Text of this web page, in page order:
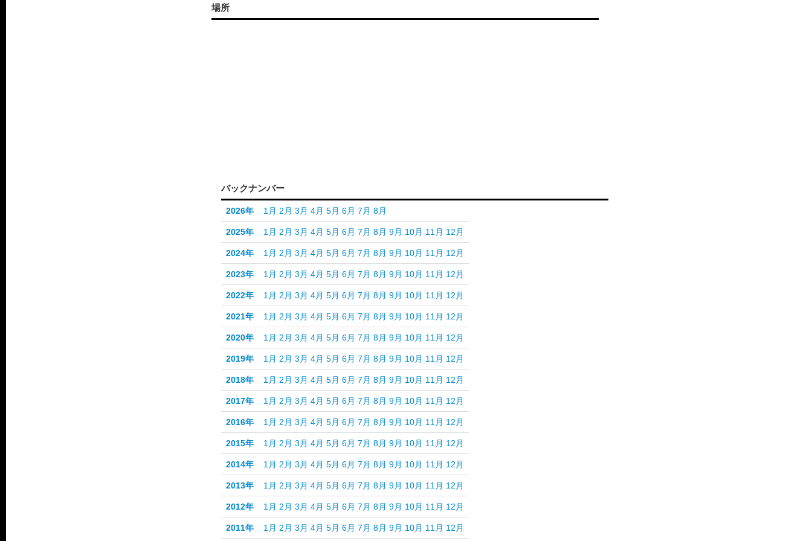
場所
バックナンバー
2026年 1月 2月 3月 4月 5月 6月 7月 8月
2025年 1月 2月 3月 4月 5月 6月 7月 8月 9月 10月 11月 12月
2024年 1月 2月 3月 4月 5月 6月 7月 8月 9月 10月 11月 12月
2023年 1月 2月 3月 4月 5月 6月 7月 8月 9月 10月 11月 12月
2022年 1月 2月 3月 4月 5月 6月 7月 8月 9月 10月 11月 12月
2021年 1月 2月 3月 4月 5月 6月 7月 8月 9月 10月 11月 12月
2020年 1月 2月 3月 4月 5月 6月 7月 8月 9月 10月 11月 12月
2019年 1月 2月 3月 4月 5月 6月 7月 8月 9月 10月 11月 12月
2018年 1月 2月 3月 4月 5月 6月 7月 8月 9月 10月 11月 12月
2017年 1月 2月 3月 4月 5月 6月 7月 8月 9月 10月 11月 12月
2016年 1月 2月 3月 4月 5月 6月 7月 8月 9月 10月 11月 12月
2015年 1月 2月 3月 4月 5月 6月 7月 8月 9月 10月 11月 12月
2014年 1月 2月 3月 4月 5月 6月 7月 8月 9月 10月 11月 12月
2013年 1月 2月 3月 4月 5月 6月 7月 8月 9月 10月 11月 12月
2012年 1月 2月 3月 4月 5月 6月 7月 8月 9月 10月 11月 12月
2011年 1月 2月 3月 4月 5月 6月 7月 8月 9月 10月 11月 12月